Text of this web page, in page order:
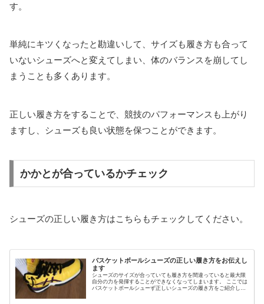
す。
単純にキツくなったと勘違いして、サイズも履き方も合って
いないシューズへと変えてしまい、体のバランスを崩してし
まうことも多くあります。
正しい履き方をすることで、競技のパフォーマンスも上がり
ますし、シューズも良い状態を保つことができます。
かかとが合っているかチェック
シューズの正しい履き方はこちらもチェックしてください。
バスケットボールシューズの正しい履き方をお伝えし
ます
シューズのサイズが合っていても履き方を間違っていると最大限
自分の力を発揮することができなくなってしまいます。 ここでは
バスケットボールシューず正しいシューズの履き方をご紹介しま